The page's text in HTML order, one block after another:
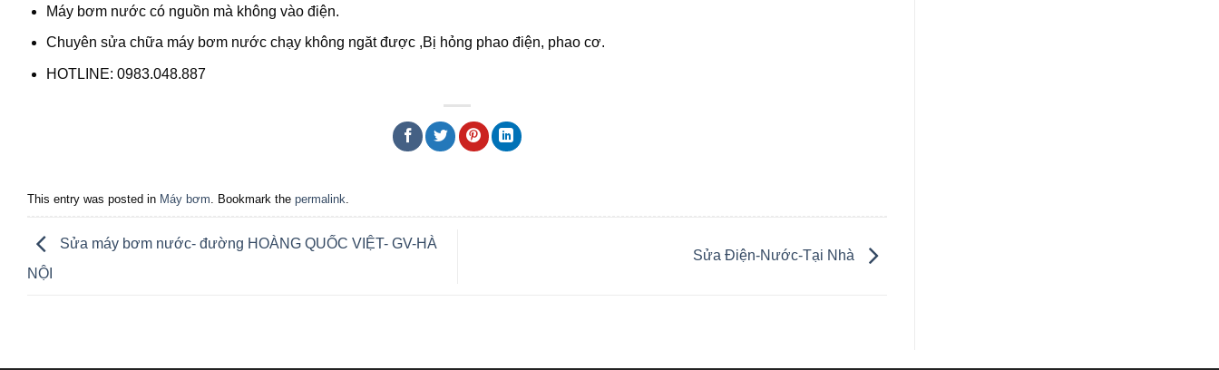
Máy bơm nước có nguồn mà không vào điện.
Chuyên sửa chữa máy bơm nước chạy không ngăt được ,Bị hỏng phao điện, phao cơ.
HOTLINE: 0983.048.887
This entry was posted in Máy bơm. Bookmark the permalink.
Sửa máy bơm nước- đường HOÀNG QUỐC VIỆT- GV-HÀ
NỘI
Sửa Điện-Nước-Tại Nhà